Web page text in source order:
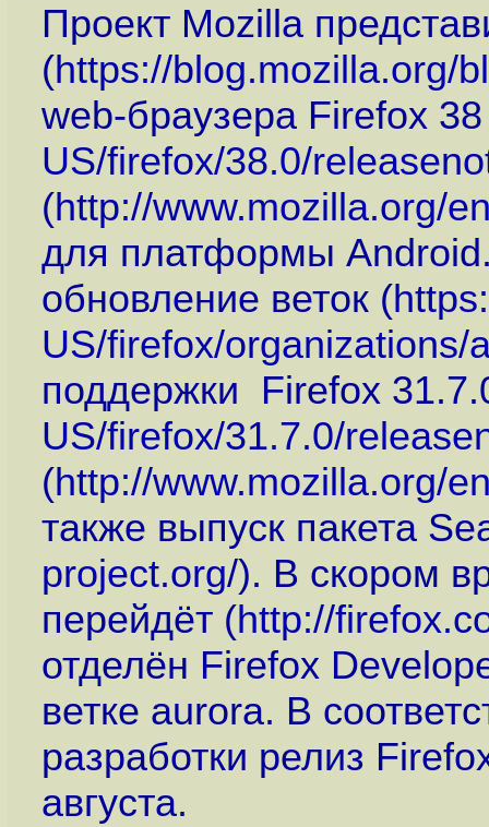
Проект Mozilla
(https://blog.mozilla.org/
web-браузера Firefox
US/firefox/38.0/
(http://www.mozilla.org/
для платформы
обновление веток (
US/firefox/organizations/
поддержки Firefox
US/firefox/31.7.0/
(http://www.mozilla.org/
также выпуск пакета
project.org/). В скором
перейдёт (http://
отделён Firefox
ветке aurora. В
разработки релиз
августа.